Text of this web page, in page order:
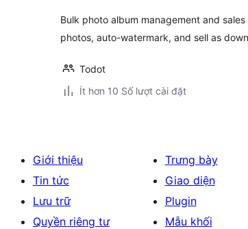
Bulk photo album management and
photos, auto-watermark, and sell as
Todot
Ít hơn 10 Số lượt cài đặt
Giới thiệu
Tin tức
Lưu trữ
Quyền riêng tư
Trưng bày
Giao diện
Plugin
Mẫu khối